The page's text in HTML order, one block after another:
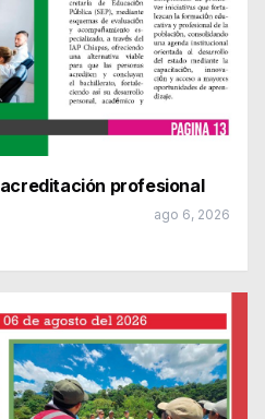
acreditación profesional
ago 6, 2026